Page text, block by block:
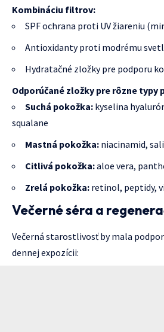
Kombináciu filtrov:
SPF ochrana proti UV žiareniu
Antioxidanty proti modrému
Hydratačné zložky pre podporu
Odporúčané zložky pre rôzne typy
Suchá pokožka: kyselina
squalane
Mastná pokožka: niacinamid,
Citlivá pokožka:aloe vera,
Zrelá pokožka: retinol, peptidy,
Večerné séra a
Večerná starostlivosť by mala
dennej expozícii: